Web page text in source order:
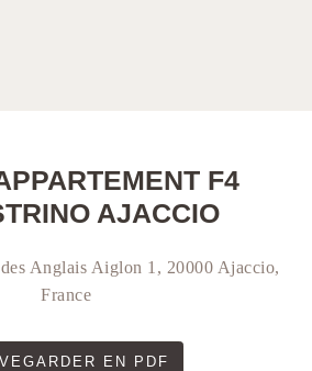
F4
AJACCIO
Anglais Aiglon 1, 20000 Ajaccio,
France
EN PDF